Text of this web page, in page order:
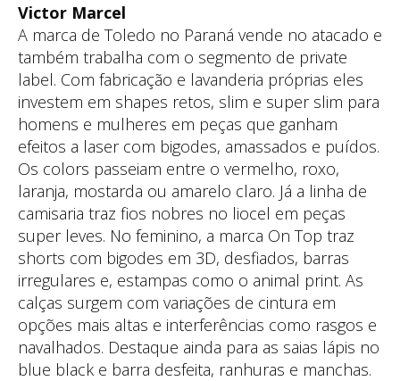
Victor Marcel
A marca de Toledo no Paraná vende no atacado e
também trabalha com o segmento de private
label. Com fabricação e lavanderia próprias eles
investem em shapes retos, slim e super slim para
homens e mulheres em peças que ganham
efeitos a laser com bigodes, amassados e puídos.
Os colors passeiam entre o vermelho, roxo,
laranja, mostarda ou amarelo claro. Já a linha de
camisaria traz fios nobres no liocel em peças
super leves. No feminino, a marca On Top traz
shorts com bigodes em 3D, desfiados, barras
irregulares e, estampas como o animal print. As
calças surgem com variações de cintura em
opções mais altas e interferências como rasgos e
navalhados. Destaque ainda para as saias lápis no
blue black e barra desfeita, ranhuras e manchas.